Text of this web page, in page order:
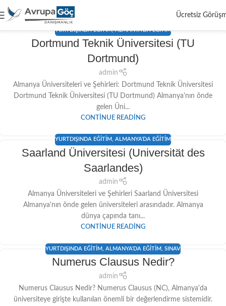
Ücretsiz
YURTDIŞINDA EĞITIM,ALMANYA'DA EĞITIM
Dortmund Teknik Üniversitesi (TU
Dortmund)
admin
Almanya Üniversiteleri ve Şehirleri: Dortmund Teknik Üniversitesi
Dortmund Teknik Üniversitesi (TU Dortmund) Almanya'nın önde
gelen Üni...
CONTINUE READING
YURTDIŞINDA EĞITIM, ALMANYA'DA EĞITIM
Saarland Üniversitesi (Universität des
Saarlandes)
admin
Almanya Üniversiteleri ve Şehirleri Saarland Üniversitesi
Almanya'nın önde gelen üniversiteleri arasındadır. Almanya
dünya çapında tanı...
CONTINUE READING
YURTDIŞINDA EĞITIM ALMANYA'DA EĞITIM SINAV
Numerus Clausus Nedir?
admin
Numerus Clausus Nedir? Numerus Clausus (NC), Almanya'da
üniversiteye girişte kullanılan önemli bir değerlendirme sistemidir.